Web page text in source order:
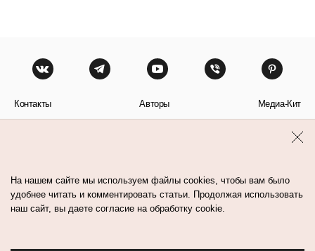
Контакты Авторы Медиа-Кит
На нашем сайте мы используем файлы cookies, чтобы вам было
удобнее читать и комментировать статьи. Продолжая использовать
наш сайт, вы даете согласие на обработку cookie.